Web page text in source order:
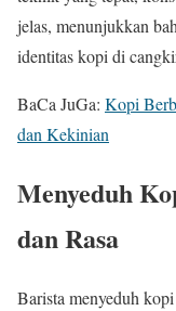
jelas, menunjukkan
identitas kopi di
BaCa JuGa: Kopi
dan Kekinian
Menyeduh
dan Rasa
Barista menyeduh